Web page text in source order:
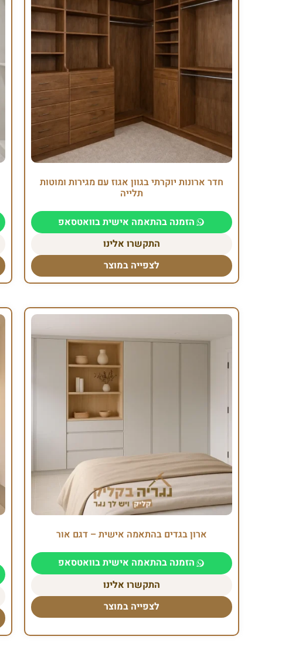
חדר ארונות יוקרתי בגוון אגוז עם מגירות ומוטות
תלייה
הזמנה בהתאמה אישית בוואטסאפ
התקשרו אלינו
לצפייה במוצר
ארון בגדים בהתאמה אישית – דגם אור
הזמנה בהתאמה אישית בוואטסאפ
התקשרו אלינו
לצפייה במוצר